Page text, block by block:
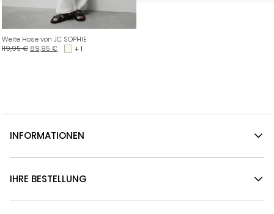
Weite Hose von JC SOPHIE
119,95€ 89,95 € + 1
INFORMATIONEN
IHRE BESTELLUNG